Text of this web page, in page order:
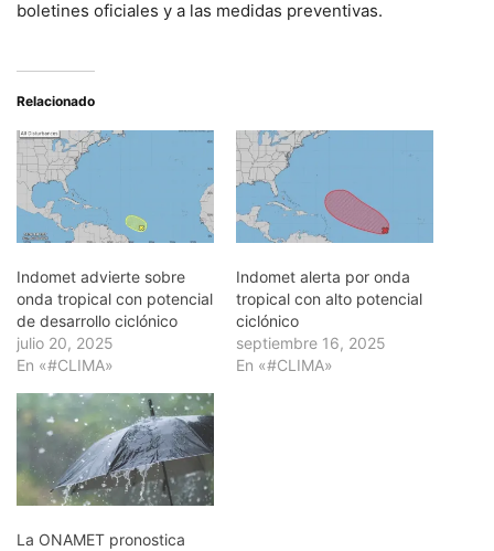
boletines oficiales y a las medidas preventivas.
Relacionado
Indomet advierte sobre
onda tropical con potencial
de desarrollo ciclónico
julio 20, 2025
En «#CLIMA»
Indomet alerta por onda
tropical con alto potencial
ciclónico
septiembre 16, 2025
En «#CLIMA»
La ONAMET pronostica